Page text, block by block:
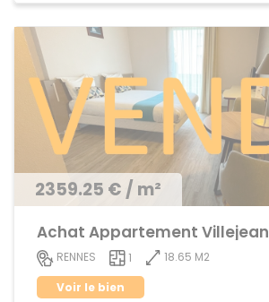
2359.25 € / m²
Achat Appartement Villejean
RENNES 1
18.65 M2
Voir le bien